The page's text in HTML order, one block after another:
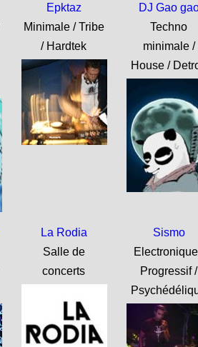
Epktaz
Minimale / Tribe
/ Hardtek
DJ Gao
Techno
minimale /
House /
La Rodia
Salle de
concerts
Sismo
Progressif /